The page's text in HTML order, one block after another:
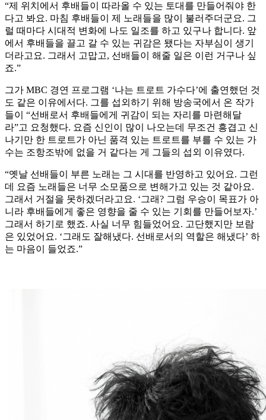
“제 위치에서 후배들이 따라올 수 있는 토대를 만들어줘야 한
다고 봐요. 마침 후배들이 제 노래들을 많이 불러주더군요. 그
럴 때마다 시대적 변화에 나도 일조를 하고 있구나 합니다. 앞
에서 후배들을 끌고 갈 수 있는 귀감은 됐다는 자부심이 생기
더라고요. 그래서 고맙고, 선배들이 해줄 일은 이런 거구나 싶
죠.”
그가 MBC 경연 프로그램 ‘나는 트로트 가수다’에 출연했던 것
도 같은 이유에서다. 그를 섭외하기 위해 방송국에서 온 작가
들이 “선배로서 후배들에게 귀감이 되는 자리를 마련해달
라”고 요청했다. 요즘 신인이 많이 나오는데 무조건 흥겹고 신
나기만 한 트로트가 아닌 품격 있는 트로트를 부를 수 있는 가
수는 조항조밖에 없을 거 같다는 게 그들의 섭외 이유였다.
“옛날 선배들이 부른 노래는 그 시대를 반영하고 있어요. 그런
데 요즘 노래들은 너무 소모품으로 변해가고 있는 것 같아요.
그래서 거절을 못하겠더라고요. ‘그래? 그럼 우승이 목표가 아
니라 후배들에게 좋은 영향을 줄 수 있는 기회를 만들어보자.’
그래서 하기로 했죠. 사실 너무 힘들었어요. 고단했지만 보람
은 있었어요. ‘그래도 잘해냈다. 선배로서의 역할은 해냈다’ 하
는 마음이 들었죠.”